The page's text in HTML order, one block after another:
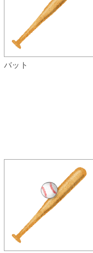
バット